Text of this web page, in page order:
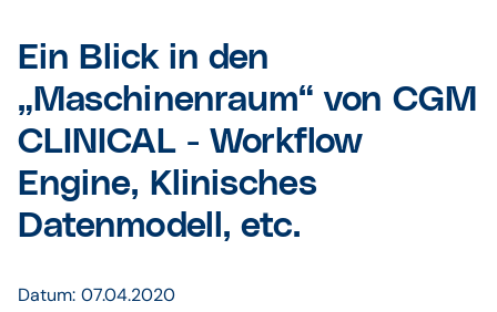
Ein Blick in den
„Maschinenraum“ von CGM
CLINICAL - Workflow
Engine, Klinisches
Datenmodell, etc.
Datum: 07.04.2020